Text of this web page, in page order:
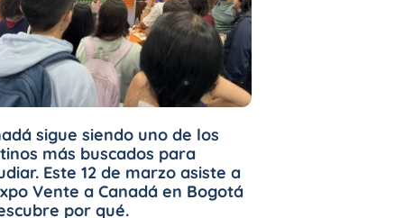
sigue siendo uno de los
más buscados para
Este 12 de marzo asiste a
Vente a Canadá en Bogotá
por qué.